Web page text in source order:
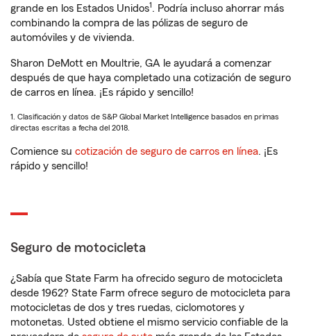
grande en los Estados Unidos1. Podría incluso ahorrar más
combinando la compra de las pólizas de seguro de
automóviles y de vivienda.
Sharon DeMott en Moultrie, GA le ayudará a comenzar
después de que haya completado una cotización de seguro
de carros en línea. ¡Es rápido y sencillo!
1. Clasificación y datos de S&P Global Market Intelligence basados en primas
directas escritas a fecha del 2018.
Comience su cotización de seguro de carros en línea. ¡Es
rápido y sencillo!
Seguro de motocicleta
¿Sabía que State Farm ha ofrecido seguro de motocicleta
desde 1962? State Farm ofrece seguro de motocicleta para
motocicletas de dos y tres ruedas, ciclomotores y
motonetas. Usted obtiene el mismo servicio confiable de la